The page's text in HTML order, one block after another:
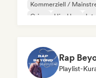
Kommerziell /
Grime
Hip-Hop
Rap
Playlist-